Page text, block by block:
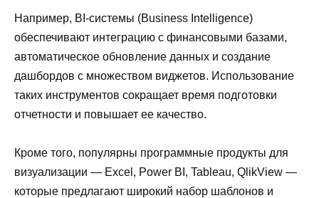
Например, BI-системы (Business Intelligence)
обеспечивают интеграцию с финансовыми базами,
автоматическое обновление данных и создание
дашбордов с множеством виджетов. Использование
таких инструментов сокращает время подготовки
отчетности и повышает ее качество.
Кроме того, популярны программные продукты для
визуализации — Excel, Power BI, Tableau, QlikView —
которые предлагают широкий набор шаблонов и